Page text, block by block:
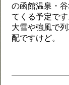
の函館温泉・
てくる予定です
大雪や強風で
配ですけど。